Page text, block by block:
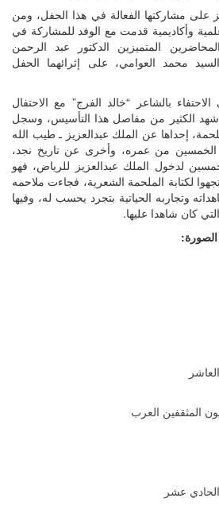
على مشاركتها الفعالة في هذا الحفل، ومن
وأكاديمية قدمت مع الوفد للمشاركة في
المتميزين الدكتور عبد الرحمن
محمد العوامي، على إثرائهما الحفل
بالشاعر “خالد الفرج” مع الاحتفال
شهد الكثير من مفاصل هذا التأسيس، وسجل
إحداها عن الملك عبدالعزيز ـ طيب الله
الخمسين من عمره، وأخرى عن تاريخ نجد،
لدخول الملك عبدالعزيز للرياض، فهو
لكتابة الملحمة الشعرية، فجاءت ملاحمه
وتجاربه الحياتية بتجرد يحسب له، وفيها
كان شاهدا عليها.
المثقفين العرب
عشر